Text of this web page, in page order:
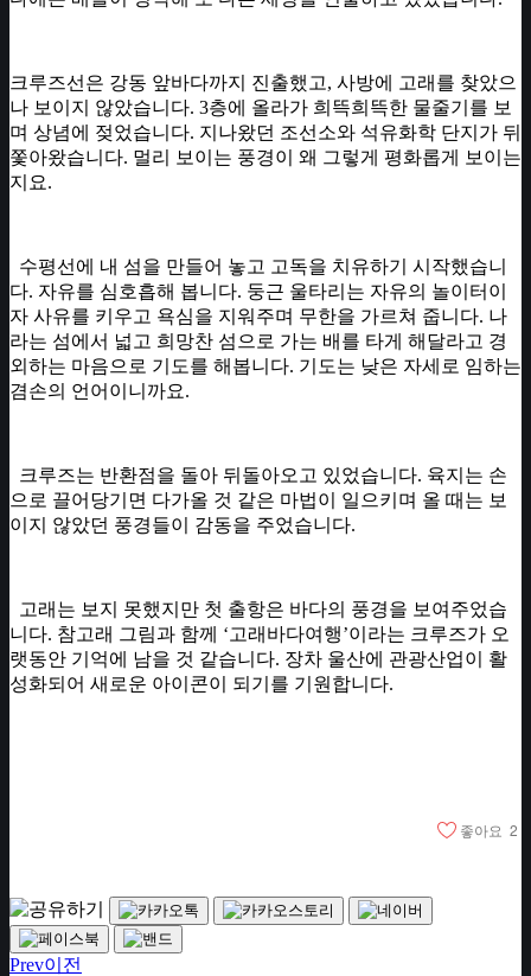
크루즈선은 강동 앞바다까지 진출했고, 사방에 고래를 찾았으
나 보이지 않았습니다. 3층에 올라가 희뜩희뜩한 물줄기를 보
며 상념에 젖었습니다. 지나왔던 조선소와 석유화학 단지가 뒤
쫓아왔습니다. 멀리 보이는 풍경이 왜 그렇게 평화롭게 보이는
지요.
수평선에 내 섬을 만들어 놓고 고독을 치유하기 시작했습니
다. 자유를 심호흡해 봅니다. 둥근 울타리는 자유의 놀이터이
자 사유를 키우고 욕심을 지워주며 무한을 가르쳐 줍니다. 나
라는 섬에서 넓고 희망찬 섬으로 가는 배를 타게 해달라고 경
외하는 마음으로 기도를 해봅니다. 기도는 낮은 자세로 임하는
겸손의 언어이니까요.
크루즈는 반환점을 돌아 뒤돌아오고 있었습니다. 육지는 손
으로 끌어당기면 다가올 것 같은 마법이 일으키며 올 때는 보
이지 않았던 풍경들이 감동을 주었습니다.
고래는 보지 못했지만 첫 출항은 바다의 풍경을 보여주었습
니다. 참고래 그림과 함께 ‘고래바다여행’이라는 크루즈가 오
랫동안 기억에 남을 것 같습니다. 장차 울산에 관광산업이 활
성화되어 새로운 아이콘이 되기를 기원합니다.​
좋아요 2
Prev이전